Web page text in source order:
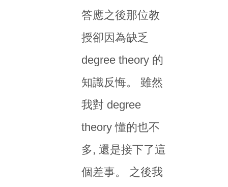
答應之後那位教
授卻因為缺乏
degree theory 的
知識反悔。 雖然
我對 degree
theory 懂的也不
多, 還是接下了這
個差事。 之後我